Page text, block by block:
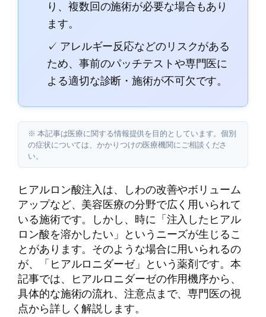
り、複数回の施術が必要な場合もあり
ます。
✓ アレルギー反応などのリスクがある
ため、事前のパッチテストや専門医に
よる適切な診断・施術が不可欠です。
※ 本記事は医療に関する情報提供を目的としています。個別
の症状については、かかりつけの医療機関にご相談くださ
い。
ヒアルロン酸注入は、しわの改善やボリューム
アップなど、美容医療の分野で広く用いられて
いる施術です。しかし、時に「注入したヒアル
ロン酸を溶かしたい」というニーズが生じるこ
とがあります。そのような場合に用いられるの
が、「ヒアルロニダーゼ」という薬剤です。本
記事では、ヒアルロニダーゼの作用機序から、
具体的な施術の流れ、注意点まで、専門医の視
点から詳しく解説します。